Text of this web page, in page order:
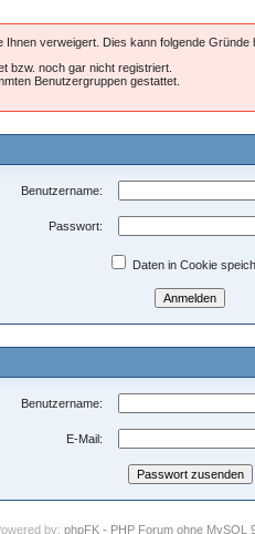
Ihnen verweigert. Dies kann folgende Gründe
bzw. noch gar nicht registriert.
Benutzergruppen gestattet.
Benutzername:
Passwort:
Daten in Cookie
Benutzername:
E-Mail:
by: phpFK - PHP Forum ohne MySQL